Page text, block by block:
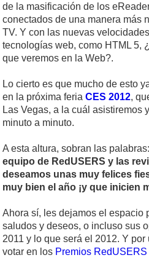
de la masificación de los
conectados de una manera más
TV. Y con las nuevas
tecnologías web, como HTML 5,
que veremos en la Web?.
Lo cierto es que mucho de esto
en la próxima feria CES 2012,
Las Vegas, a la cuál asistiremos
minuto a minuto.
A esta altura, sobran las palabras:
equipo de RedUSERS y las
deseamos unas muy felices
muy bien el año ¡y que inicien
Ahora sí, les dejamos el espacio
saludos y deseos, o incluso sus
2011 y lo que será el 2012. Y
votar en los Premios RedUSERS